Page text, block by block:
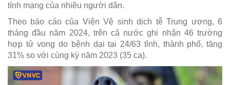
tính mạng của nhiều người dân.
Theo báo cáo của Viện Vệ sinh dịch tễ Trung ương, 6
tháng đầu năm 2024, trên cả nước ghi nhận 46 trường
hợp tử vong do bệnh dại tại 24/63 tỉnh, thành phố, tăng
31% so với cùng kỳ năm 2023 (35 ca).